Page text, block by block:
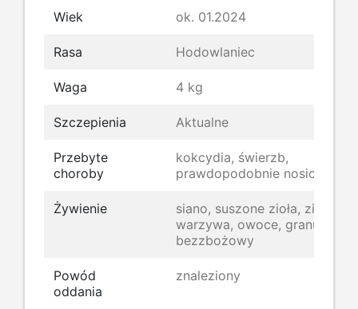
Wiek ok. 01.2024
Rasa Hodowlaniec
Waga 4 kg
Szczepienia Aktualne
Przebyte
choroby
kokcydia, świerzb,
prawdopodobnie nosiciel kiły
Żywienie
siano, suszone zioła,
warzywa, owoce, granulat
bezzbożowy
Powód
oddania
znaleziony